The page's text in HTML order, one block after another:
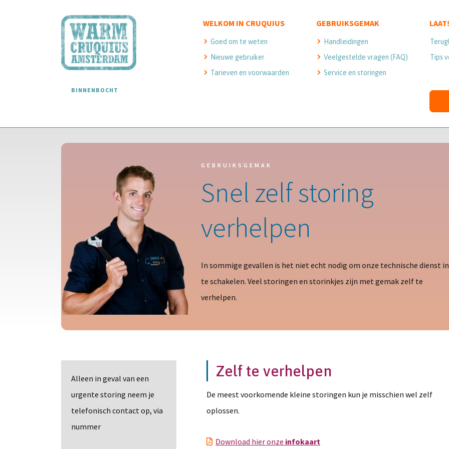
BINNENBOCHT
WELKOM IN CRUQUIUS
Goed om te weten
Nieuwe gebruiker
Tarieven en voorwaarden
GEBRUIKSGEMAK
Handleidingen
Veelgestelde vragen (FAQ)
Service en storingen
Tips
GEBRUIKSGEMAK
Snel zelf storing
verhelpen
In sommige gevallen is het niet echt nodig om onze technische dienst in
te schakelen. Veel storingen en storinkjes zijn met gemak zelf te
verhelpen.
Alleen in geval van een
urgente storing neem je
telefonisch contact op, via
nummer
Zelf te verhelpen
De meest voorkomende kleine storingen kun je misschien wel zelf
oplossen.
Download hier onze infokaart